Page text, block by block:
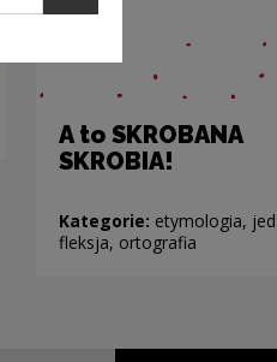
A to SKROBANA
SKROBIA!
Kategorie: etymologia,
fleksja, ortografia